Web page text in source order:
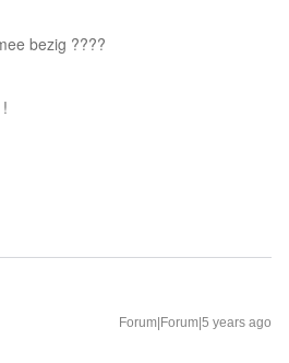
bezig ????
Forum|Forum|5 years ago